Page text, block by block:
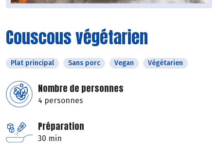
Couscous végétarien
Plat principal Sans porc Vegan Végétarien
Nombre de personnes
4 personnes
Préparation
30 min